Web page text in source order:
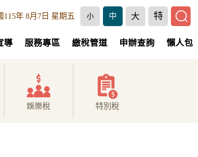
115年 8月7日 星期五 小 中 大 特
導 服務專區 繳稅管道 申辦查詢 懶人包
娛樂稅 特別稅